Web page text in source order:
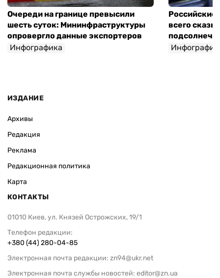
Очереди на границе превысили
шесть суток: Мининфраструктуры
опровергло данные экспортеров
Инфографика
Российские
всего
ИЗДАНИЕ
Архивы
Редакция
Реклама
Редакционная политика
Карта
КОНТАКТЫ
01010 Киев, ул. Князей Острожских, 19/1
Телефон редакции:
+380 (44) 280-04-85
Электронная почта редакции: zn94@ukr.net
Электронная почта службы новостей: editor@zn.ua